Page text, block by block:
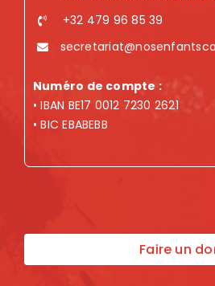
+32 479 96 85 39
Numéro de compte :
• IBAN BE17 0012 7230 2621
• BIC EBABEBB
Faire un